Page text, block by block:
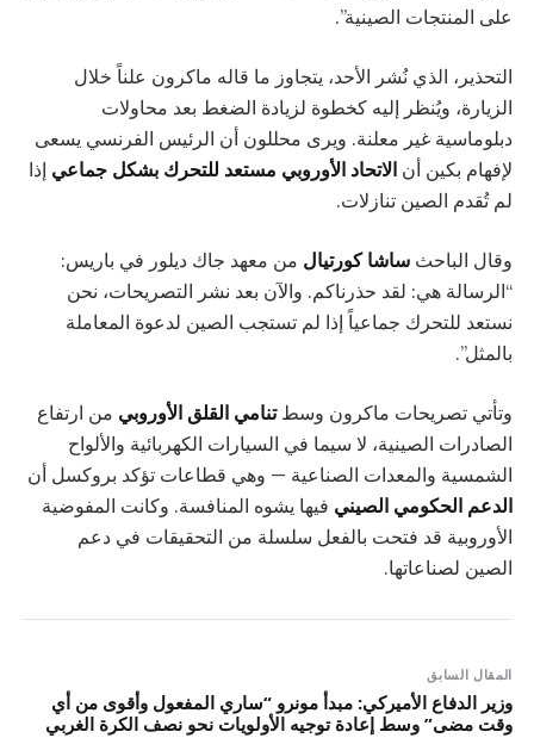
على المنتجات الصينية”.
التحذير، الذي نُشر الأحد، يتجاوز ما قاله ماكرون علناً خلال
الزيارة، ويُنظر إليه كخطوة لزيادة الضغط بعد محاولات
دبلوماسية غير معلنة. ويرى محللون أن الرئيس الفرنسي يسعى
لإفهام بكين أن الاتحاد الأوروبي مستعد للتحرك بشكل جماعي إذا
لم تُقدم الصين تنازلات.
وقال الباحث ساشا كورتيال من معهد جاك ديلور في باريس:
“الرسالة هي: لقد حذرناكم. والآن بعد نشر التصريحات، نحن
نستعد للتحرك جماعياً إذا لم تستجب الصين لدعوة المعاملة
بالمثل”.
وتأتي تصريحات ماكرون وسطتنامي القلق الأوروبي من ارتفاع
الصادرات الصينية، لا سيما في السيارات الكهربائية والألواح
الشمسية والمعدات الصناعية — وهي قطاعات تؤكد بروكسل أن
الدعم الحكومي الصيني فيها يشوه المنافسة. وكانت المفوضية
الأوروبية قد فتحت بالفعل سلسلة من التحقيقات في دعم
الصين لصناعاتها.
المقال السابق
وزير الدفاع الأميركي: مبدأ مونرو “ساري المفعول وأقوى من أي
وقت مضى” وسط إعادة توجيه الأولويات نحو نصف الكرة الغربي